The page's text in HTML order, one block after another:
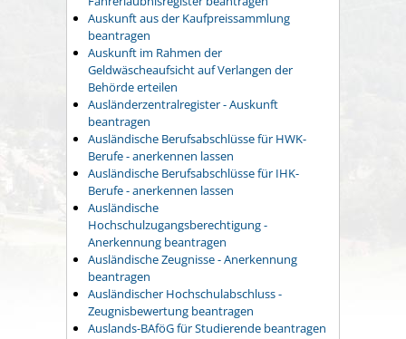
Auskunft aus der Kaufpreissammlung
beantragen
Auskunft im Rahmen der
Geldwäscheaufsicht auf Verlangen der
Behörde erteilen
Ausländerzentralregister - Auskunft
beantragen
Ausländische Berufsabschlüsse für HWK-
Berufe - anerkennen lassen
Ausländische Berufsabschlüsse für IHK-
Berufe - anerkennen lassen
Ausländische
Hochschulzugangsberechtigung -
Anerkennung beantragen
Ausländische Zeugnisse - Anerkennung
beantragen
Ausländischer Hochschulabschluss -
Zeugnisbewertung beantragen
Auslands-BAföG für Studierende beantragen